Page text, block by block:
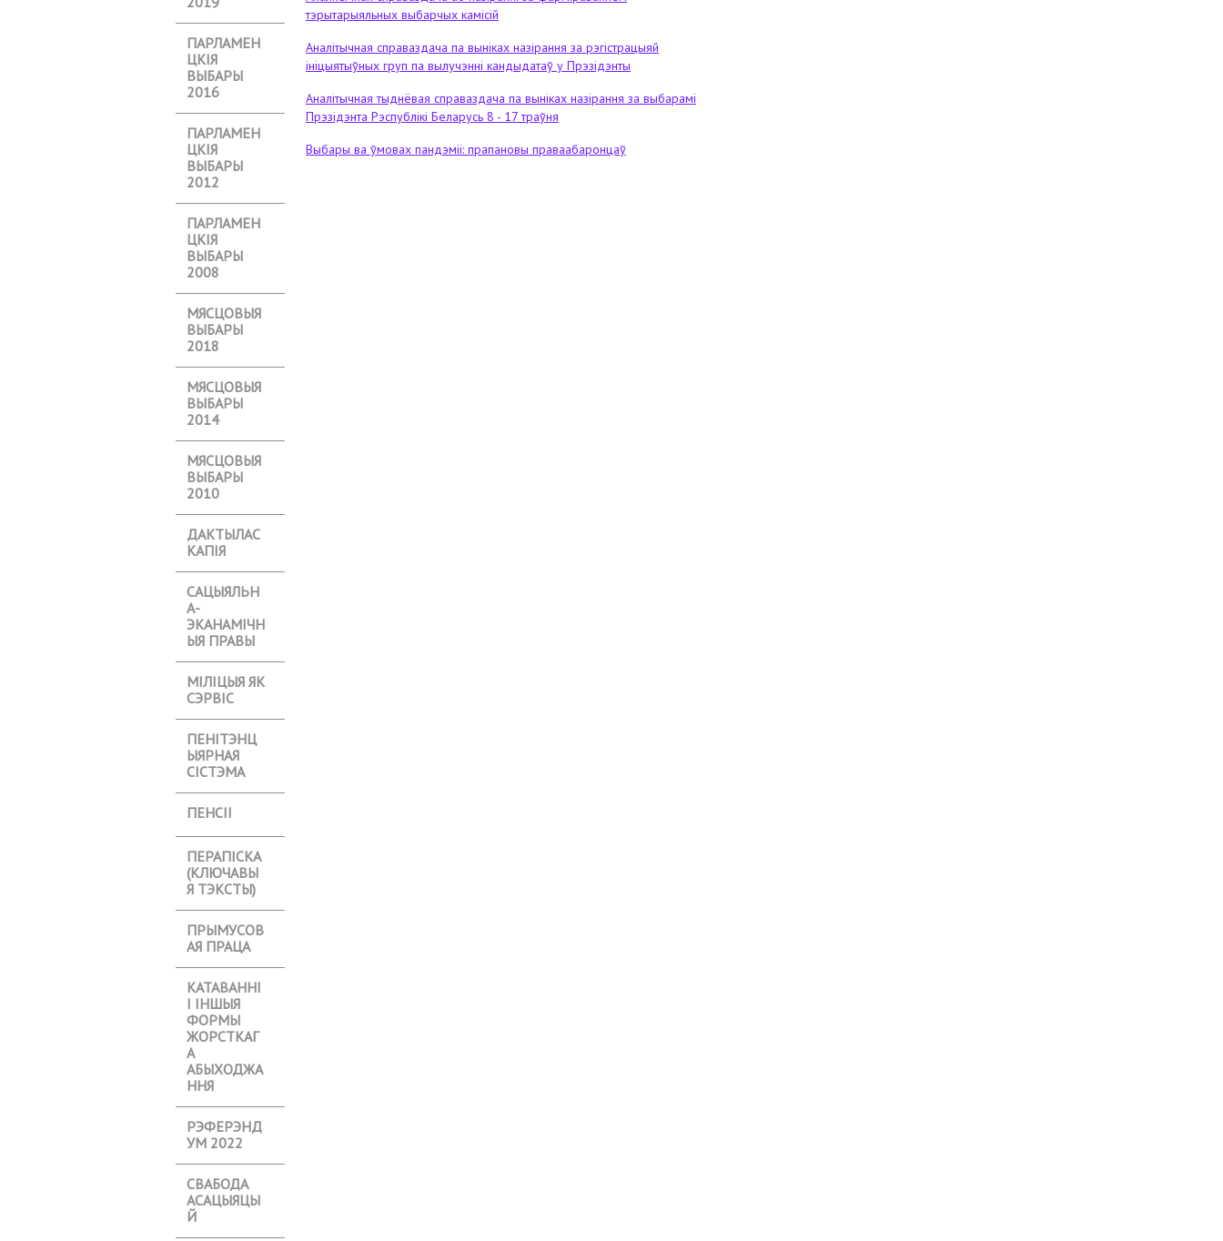
ПАРЛАМЕН
ЦКІЯ
ВЫБАРЫ
2016
ПАРЛАМЕН
ЦКІЯ
ВЫБАРЫ
2012
ПАРЛАМЕН
ЦКІЯ
ВЫБАРЫ
2008
МЯСЦОВЫЯ
ВЫБАРЫ
2018
МЯСЦОВЫЯ
ВЫБАРЫ
2014
МЯСЦОВЫЯ
ВЫБАРЫ
2010
ДАКТЫЛАС
КАПІЯ
САЦЫЯЛЬН
А-
ЭКАНАМІЧН
ЫЯ ПРАВЫ
МІЛІЦЫЯ ЯК
СЭРВІС
ПЕНІТЭНЦ
ЫЯРНАЯ
СІСТЭМА
ПЕНСІІ
ПЕРАПІСКА
(КЛЮЧАВЫ
Я ТЭКСТЫ)
ПРЫМУСОВ
АЯ ПРАЦА
КАТАВАННІ
І ІНШЫЯ
ФОРМЫ
ЖОРСТКАГ
А
АБЫХОДЖА
ННЯ
РЭФЕРЭНД
УМ 2022
СВАБОДА
АСАЦЫЯЦЫ
Й
тэрытарыяльных выбарчых камісій
Аналітычная справаздача па выніках назірання за рэгістрацыяй
ініцыятыўных груп па вылучэнні кандыдатаў у Прэзідэнты
Аналітычная тыднёвая справаздача па выніках назірання за выбарамі
Прэзідэнта Рэспублікі Беларусь 8 - 17 траўня
Выбары ва ўмовах пандэміі: прапановы праваабаронцаў